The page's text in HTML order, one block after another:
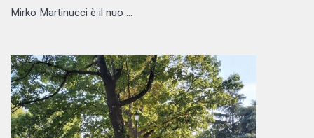
Mirko Martinucci è il nuo ...